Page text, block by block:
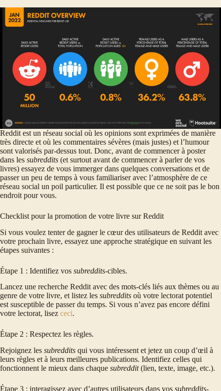
Reddit est un réseau social où les opinions sont exprimées de manière
très directe et où les commentaires sévères (mais justes) et l’humour
sont valorisés par-dessus tout. Donc, avant de commencer à poster
dans les subreddits (et surtout avant de commencer à parler de vos
livres) essayez de vous immerger dans quelques conversations et de
passer un peu de temps à vous familiariser avec l’atmosphère de ce
réseau social un poil particulier. Il est possible que ce ne soit pas le bon
endroit pour vous.
Checklist pour la promotion de votre livre sur Reddit
Si vous voulez tenter de gagner le cœur des utilisateurs de Reddit avec
votre prochain livre, essayez une approche stratégique en suivant les
étapes suivantes :
Étape 1 : Identifiez vos subreddits-cibles.
Lancez une recherche Reddit avec des mots-clés liés aux thèmes ou au
genre de votre livre, et listez les subreddits où votre lectorat potentiel
est susceptible de passer du temps. Si vous n’avez pas encore défini
votre lectorat, lisez ceci.
Étape 2 : Respectez les règles.
Rejoignez les subreddits qui vous intéressent et jetez un coup d’œil à
leurs règles et à leurs meilleures publications. Identifiez celles qui
fonctionnent le mieux dans chaque subreddit(lien, texte, image, etc.).
Étape 3 : interagissez avec d’autres utilisateurs dans vos subreddits-